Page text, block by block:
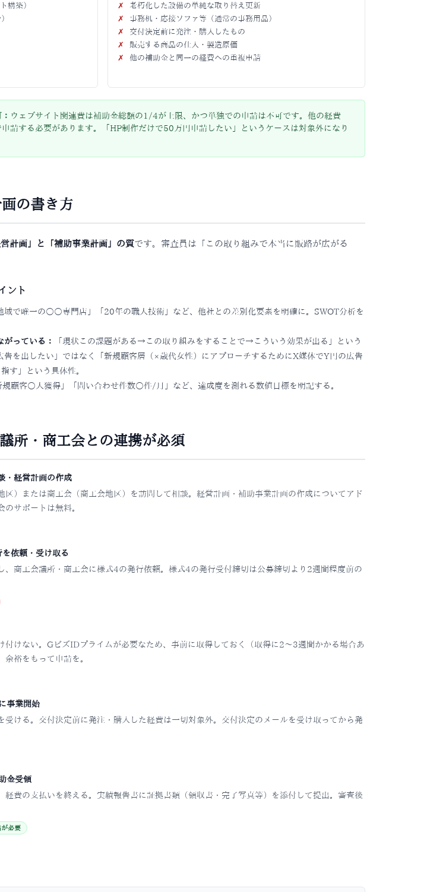
構築）
✗
老朽化した設備の単純な取り替え更新
✗
事務机・応接ソファ等（通常の事務用品）
✗
交付決定前に発注・購入したもの
✗
販売する商品の仕入・製造原価
✗
他の補助金と同一の経費への重複申請
ウェブサイト関連費は補助金総額の1/4が上限、かつ単独での申請は不可です。他の経費
請する必要があります。「HP制作だけで50万円申請したい」というケースは対象外になり
の書き方
営計画」と「補助事業計画」の質です。審査員は「この取り組みで本当に販路が広がる
ント
域で唯一の○○専門店」「20年の職人技術」など、他社との差別化要素を明確に。SWOT分析を
っている：
「現状この課題がある→この取り組みをすることで→こういう効果が出る」という
告を出したい」ではなく「新規顧客層（×歳代女性）にアプローチするためにX媒体でY円の広告
す」という具体性。
規顧客○人獲得」「問い合わせ件数○件/月」など、達成度を測れる数値目標を明記する。
所・商工会との連携が必須
・経営計画の作成
区）または商工会（商工会地区）を訪問して相談。経営計画・補助事業計画の作成についてアド
サポートは無料。
依頼・受け取る
、商工会議所・商工会に様式4の発行依頼。様式4の発行受付締切は公募締切より2週間程度前の
付けない。GビズIDプライムが必要なため、事前に取得しておく（取得に2〜3週間かかる場合あ
余裕をもって申請を。
事業開始
受ける。交付決定前に発注・購入した経費は一切対象外。交付決定のメールを受け取ってから発
金受領
経費の支払いを終える。実績報告書に証拠書類（領収書・完了写真等）を添付して提出。審査後
必要